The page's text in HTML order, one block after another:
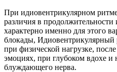
При идиовентрикулярном
различия в
характерно именно для этого
блокады, Идиовентрикулярный
при физической нагрузке,
эмоциях, при глубоком вдохе и
блуждающего нерва.